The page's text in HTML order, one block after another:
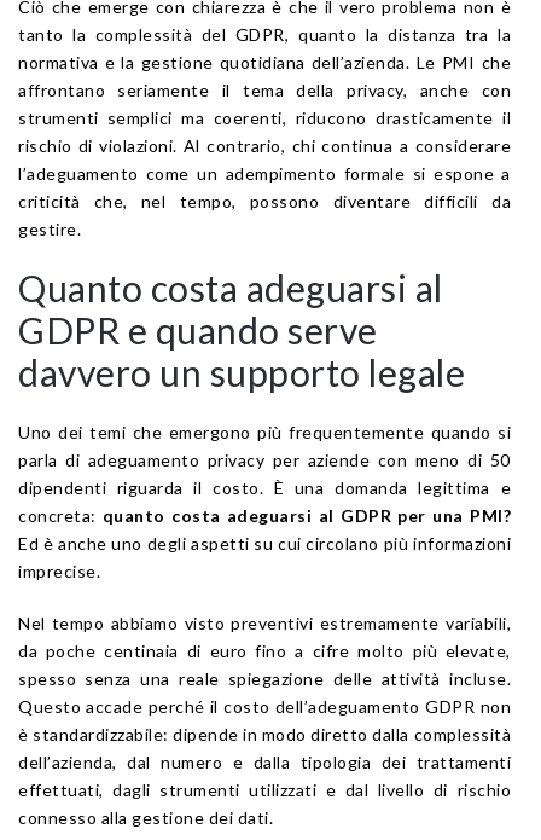
Ciò che emerge con chiarezza è che il vero problema non è
tanto la complessità del GDPR, quanto la distanza tra la
normativa e la gestione quotidiana dell’azienda. Le PMI che
affrontano seriamente il tema della privacy, anche con
strumenti semplici ma coerenti, riducono drasticamente il
rischio di violazioni. Al contrario, chi continua a considerare
l’adeguamento come un adempimento formale si espone a
criticità che, nel tempo, possono diventare difficili da
gestire.
Quanto costa adeguarsi al
GDPR e quando serve
davvero un supporto legale
Uno dei temi che emergono più frequentemente quando si
parla di adeguamento privacy per aziende con meno di 50
dipendenti riguarda il costo. È una domanda legittima e
concreta: quanto costa adeguarsi al GDPR per una PMI?
Ed è anche uno degli aspetti su cui circolano più informazioni
imprecise.
Nel tempo abbiamo visto preventivi estremamente variabili,
da poche centinaia di euro fino a cifre molto più elevate,
spesso senza una reale spiegazione delle attività incluse.
Questo accade perché il costo dell’adeguamento GDPR non
è standardizzabile: dipende in modo diretto dalla complessità
dell’azienda, dal numero e dalla tipologia dei trattamenti
effettuati, dagli strumenti utilizzati e dal livello di rischio
connesso alla gestione dei dati.